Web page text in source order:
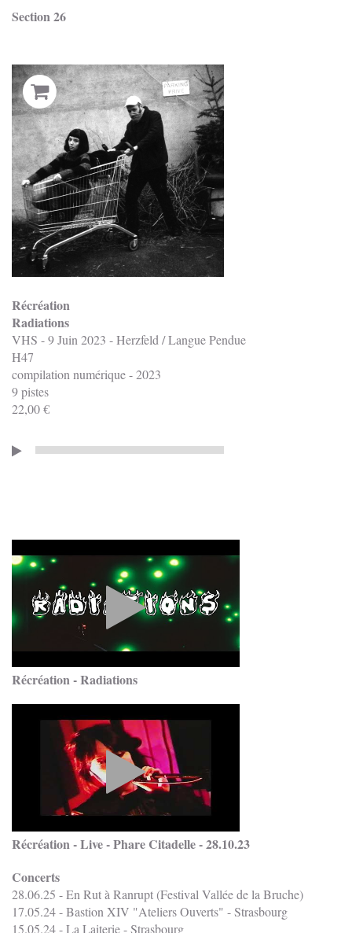
Section 26
Récréation
Radiations
VHS - 9 Juin 2023 - Herzfeld / Langue Pendue
H47
compilation numérique - 2023
9 pistes
22,00 €
Récréation - Radiations
Récréation - Live - Phare Citadelle - 28.10.23
Concerts
28.06.25 - En Rut à Ranrupt (Festival Vallée de la Bruche)
17.05.24 - Bastion XIV "Ateliers Ouverts" - Strasbourg
15.05.24 - La Laiterie - Strasbourg